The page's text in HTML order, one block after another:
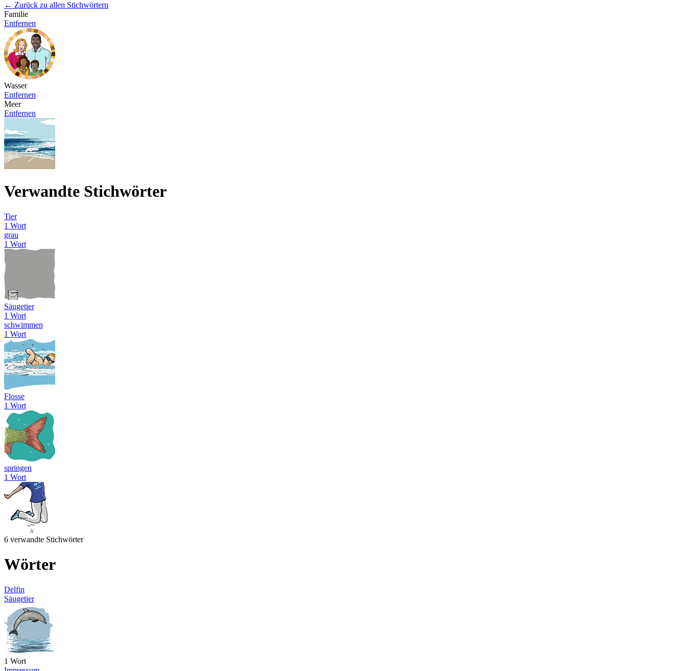
← Zurück zu allen Stichwörtern
Familie
Entfernen
Wasser
Entfernen
Meer
Entfernen
Verwandte Stichwörter
Tier
1 Wort
grau
1 Wort
Säugetier
1 Wort
schwimmen
1 Wort
Flosse
1 Wort
springen
1 Wort
6 verwandte Stichwörter
Wörter
Delfin
Säugetier
1 Wort